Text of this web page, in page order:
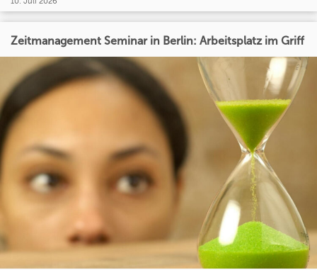
Zeitmanagement Seminar in Berlin: Arbeitsplatz im Griff